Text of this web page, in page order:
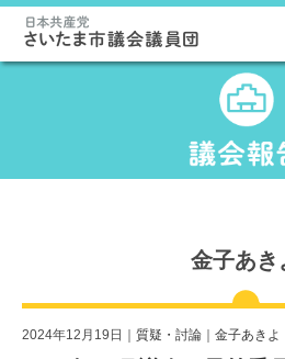
金子あき
2024年12月19日｜ 質疑・討論 金子あきよ